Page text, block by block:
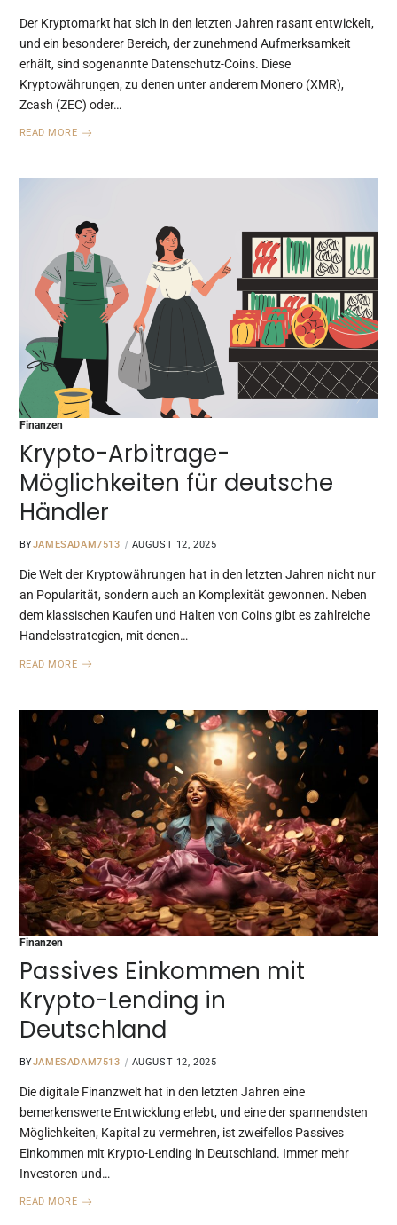
Der Kryptomarkt hat sich in den letzten Jahren rasant entwickelt,
und ein besonderer Bereich, der zunehmend Aufmerksamkeit
erhält, sind sogenannte Datenschutz-Coins. Diese
Kryptowährungen, zu denen unter anderem Monero (XMR),
Zcash (ZEC) oder…
READ MORE
Finanzen
Krypto-Arbitrage-
Möglichkeiten für deutsche
Händler
BYJAMESADAM7513 AUGUST 12, 2025
Die Welt der Kryptowährungen hat in den letzten Jahren nicht nur
an Popularität, sondern auch an Komplexität gewonnen. Neben
dem klassischen Kaufen und Halten von Coins gibt es zahlreiche
Handelsstrategien, mit denen…
READ MORE
Finanzen
Passives Einkommen mit
Krypto-Lending in
Deutschland
BYJAMESADAM7513 AUGUST 12, 2025
Die digitale Finanzwelt hat in den letzten Jahren eine
bemerkenswerte Entwicklung erlebt, und eine der spannendsten
Möglichkeiten, Kapital zu vermehren, ist zweifellos Passives
Einkommen mit Krypto-Lending in Deutschland. Immer mehr
Investoren und…
READ MORE